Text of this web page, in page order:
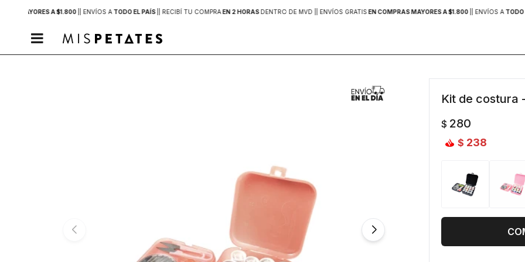
MAYORES A $1.800 | ENVÍOS A TODO EL PAÍS | RECIBÍ TU COMPRAEN 2 HORASDENTRO DE MVD | | ENVÍOS GRATISEN COMPRAS MAYORES A $1.800 | ENVÍOS A TODO

Kit de costura
$ 280
$ 238